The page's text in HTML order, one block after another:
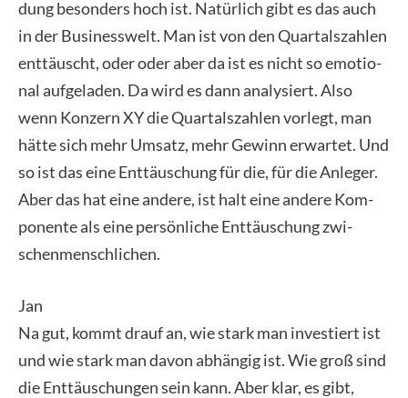
dung beson­ders hoch ist. Natür­lich gibt es das auch
in der Busi­ness­welt. Man ist von den Quar­tals­zah­len
ent­täuscht, oder oder aber da ist es nicht so emo­tio­
nal auf­ge­la­den. Da wird es dann ana­ly­siert. Also
wenn Kon­zern XY die Quar­tals­zah­len vor­legt, man
hät­te sich mehr Umsatz, mehr Gewinn erwar­tet. Und
so ist das eine Ent­täu­schung für die, für die Anle­ger.
Aber das hat eine ande­re, ist halt eine ande­re Kom­
po­nen­te als eine per­sön­li­che Ent­täu­schung zwi­
schen­mensch­li­chen.
Jan
Na gut, kommt drauf an, wie stark man inves­tiert ist
und wie stark man davon abhän­gig ist. Wie groß sind
die Ent­täu­schun­gen sein kann. Aber klar, es gibt,